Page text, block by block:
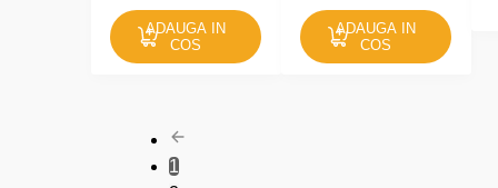
ADAUGA IN
COS
ADAUGA IN
COS
1